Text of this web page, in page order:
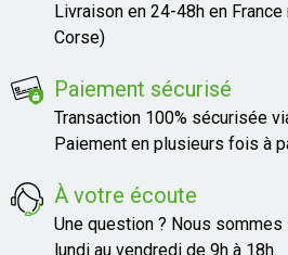
Livraison en 24-48h en
Corse)
Paiement sécurisé
Transaction 100% sécurisée
Paiement en plusieurs fois à
À votre écoute
Une question ? Nous sommes
lundi au vendredi de 9h à 18h.